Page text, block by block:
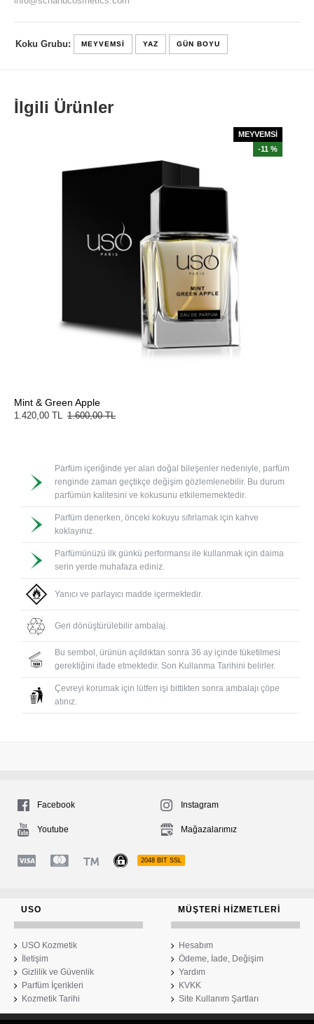
Koku Grubu: MEYVEMSI YAZ GÜN BOYU
İlgili Ürünler
MEYVEMSİ
-11 %
Mint & Green Apple
1.420,00 TL 1.600,00 TL
Parfüm içeriğinde yer alan doğal bileşenler nedeniyle, parfüm
renginde zaman geçtikçe değişim gözlemlenebilir. Bu durum
parfümün kalitesini ve kokusunu etkilememektedir.
Parfüm denerken, önceki kokuyu sıfırlamak için kahve
koklayınız.
Parfümünüzü ilk günkü performansı ile kullanmak için daima
serin yerde muhafaza ediniz.
Yanıcı ve parlayıcı madde içermektedir.
Geri dönüştürülebilir ambalaj.
Bu sembol, ürünün açıldıktan sonra 36 ay içinde tüketilmesi
gerektiğini ifade etmektedir. Son Kullanma Tarihini belirler.
Çevreyi korumak için lütfen işi bittikten sonra ambalajı çöpe
atınız.
Facebook Instagram
Youtube Mağazalarımız
2048 BIT SSL
USO
USO Kozmetik
İletişim
Gizlilik ve Güvenlik
Parfüm İçerikleri
Kozmetik Tarihi
MÜŞTERI HIZMETLERI
Hesabım
Ödeme, İade, Değişim
Yardım
KVKK
Site Kullanım Şartları